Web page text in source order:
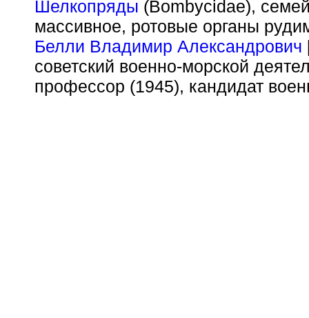
Шелкопряды (Bombycidae),
массивное, ротовые органы
Белли Владимир Александрович
советский военно-морской
профессор (1945), кандидат